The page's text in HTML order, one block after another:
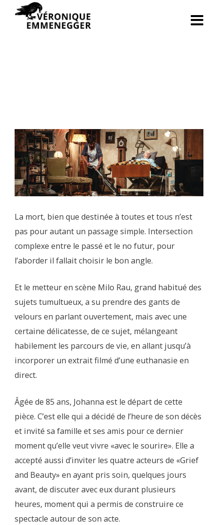
La mort, bien que destinée à toutes et tous n’est
pas pour autant un passage simple. Intersection
complexe entre le passé et le no futur, pour
l’aborder il fallait choisir le bon angle.
Et le metteur en scène Milo Rau, grand habitué des
sujets tumultueux, a su prendre des gants de
velours en parlant ouvertement, mais avec une
certaine délicatesse, de ce sujet, mélangeant
habilement les parcours de vie, en allant jusqu’à
incorporer un extrait filmé d’une euthanasie en
direct.
Âgée de 85 ans, Johanna est le départ de cette
pièce. C’est elle qui a décidé de l’heure de son décès
et invité sa famille et ses amis pour ce dernier
moment qu’elle veut vivre «avec le sourire». Elle a
accepté aussi d’inviter les quatre acteurs de «Grief
and Beauty» en ayant pris soin, quelques jours
avant, de discuter avec eux durant plusieurs
heures, moment qui a permis de construire ce
spectacle autour de son acte.